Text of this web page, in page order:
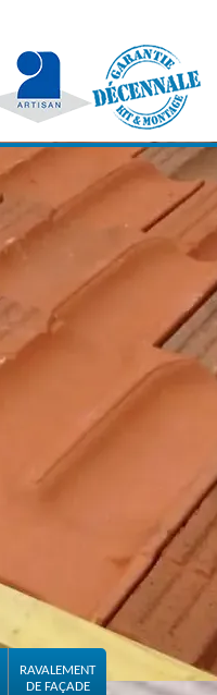
RAVALEMENT
DE FAÇADE